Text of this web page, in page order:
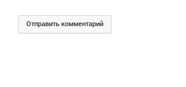
Отправить комментарий